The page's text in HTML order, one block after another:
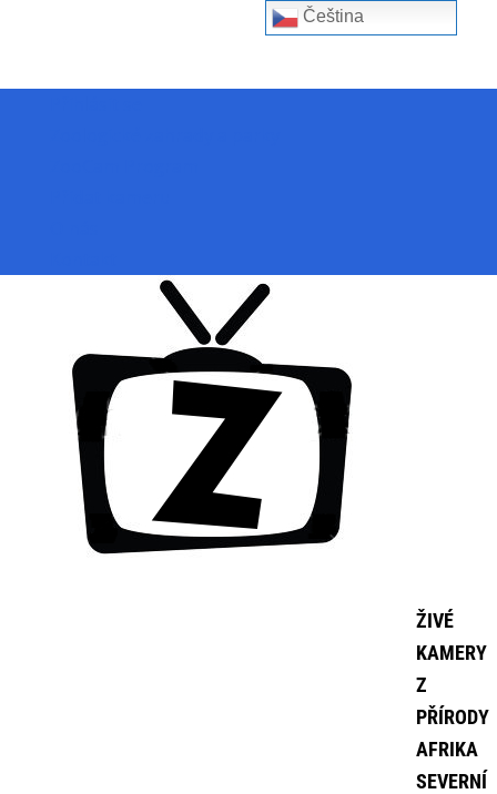
ŽIVÉ
KAMERY
Z
PŘÍRODY
AFRIKA
SEVERNÍ
Čeština‎